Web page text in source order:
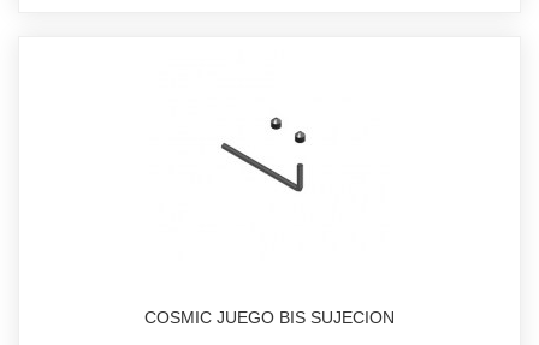
COSMIC JUEGO BIS SUJECION